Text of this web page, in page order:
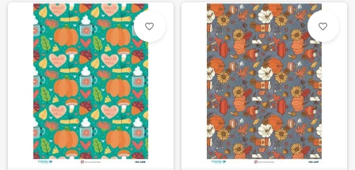
favorite_border favorite_border